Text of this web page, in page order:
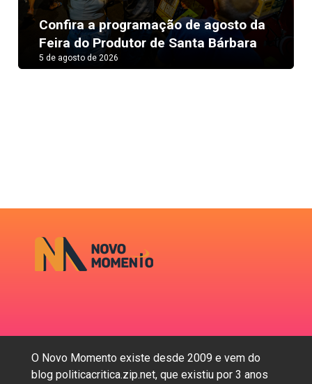
Confira a programação de agosto da
Feira do Produtor de Santa Bárbara
5 de agosto de 2026
Next
O Novo Momento existe desde 2009 e vem do
blog politicacritica.zip.net, que existiu por 3 anos